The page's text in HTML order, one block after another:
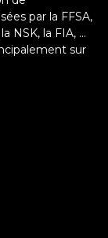
par la FFSA,
NSK, la FIA, …
sur